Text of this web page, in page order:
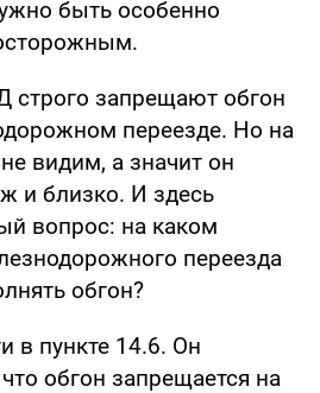
быть особенно
запрещают обгон
переезде. Но на
видим, а значит он
и близко. И здесь
вопрос: на каком
переезда
обгон?
в пункте 14.6. Он
обгон запрещается на